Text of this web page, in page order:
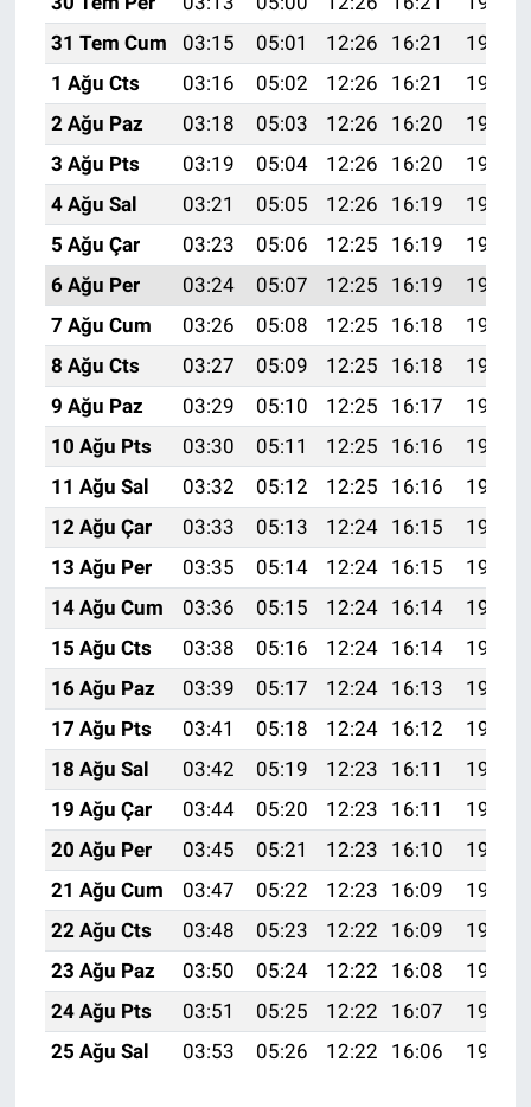
31 Tem Cum
03:15 05:01 12:26 16:21
19:41
1 Ağu Cts
03:16 05:02 12:26 16:21
19:39
2 Ağu Paz
03:18 05:03 12:26 16:20
19:38
3 Ağu Pts
03:19 05:04 12:26 16:20
19:37
4 Ağu Sal
03:21 05:05 12:26 16:19
19:36
5 Ağu Çar
03:23 05:06 12:25 16:19
19:35
6 Ağu Per
03:24 05:07 12:25 16:19
19:34
7 Ağu Cum
03:26 05:08 12:25 16:18
19:32
8 Ağu Cts
03:27 05:09 12:25 16:18
19:31
9 Ağu Paz
03:29 05:10 12:25 16:17
19:30
10 Ağu Pts
03:30 05:11 12:25 16:16
19:29
11 Ağu Sal
03:32 05:12 12:25 16:16
19:27
12 Ağu Çar
03:33 05:13 12:24 16:15
19:26
13 Ağu Per
03:35 05:14 12:24 16:15
19:25
14 Ağu Cum
03:36 05:15 12:24 16:14
19:23
15 Ağu Cts
03:38 05:16 12:24 16:14
19:22
16 Ağu Paz
03:39 05:17 12:24 16:13
19:20
17 Ağu Pts
03:41 05:18 12:24 16:12
19:19
18 Ağu Sal
03:42 05:19 12:23 16:11
19:18
19 Ağu Çar
03:44 05:20 12:23 16:11
19:16
20 Ağu Per
03:45 05:21 12:23 16:10
19:15
21 Ağu Cum
03:47 05:22 12:23 16:09
19:13
22 Ağu Cts
03:48 05:23 12:22 16:09
19:12
23 Ağu Paz
03:50 05:24 12:22 16:08
19:10
24 Ağu Pts
03:51 05:25 12:22 16:07
19:09
25 Ağu Sal
03:53 05:26 12:22 16:06 19:07